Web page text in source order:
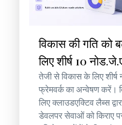
विकास की गति को
लिए शीर्ष 10
तेजी से विकास के लिए
फ्रेमवर्क का अन्वेषण करें।
लिए क्लाउडएक्टिव लैब्स
डेवलपर सेवाओं को किराए